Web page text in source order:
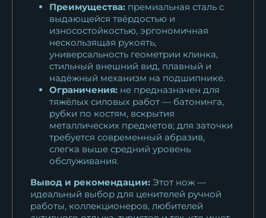
Преимущества: премиальная сталь с
выдающейся твёрдостью и
износостойкостью, эргономичная
нескользящая рукоять,
универсальность геометрии клинка,
стильный внешний вид, плавный и
надёжный механизм на подшипнике.
Ограничения: не предназначен для
тяжёлых силовых работ — батонинга,
рубки по костям, вскрытия
металлических предметов; для заточки
требуется современный абразив,
слегка выше средний уровень
обслуживания.
Вывод и рекомендации: Этот нож —
идеальный выбор для ценителей ручной
работы, коллекционеров, любителей